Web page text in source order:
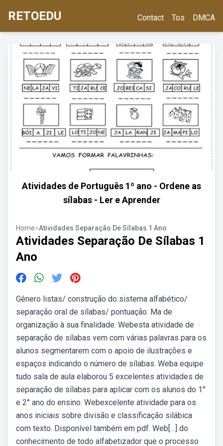
RETOEDU Contact Tos DMCA
Atividades de Português 1º ano - Ordene as
sílabas - Ler e Aprender
Home>Atividades Separação De Sílabas 1 Ano
Atividades Separação De Sílabas 1
Ano
Gênero listas/ construção do sistema alfabético/
separação oral de sílabas/ pontuação. Ma de
organização à sua finalidade. Webesta atividade de
separação de sílabas vem com várias palavras para os
alunos segmentarem com o apoio de ilustrações e
espaços indicando o número de sílabas. Weba equipe
tudo sala de aula elaborou 5 excelentes atividades de
separação de sílabas para aplicar com os alunos do 1°
e 2° ano do ensino. Webexcelente atividade para os
anos iniciais sobre divisão e classificação silábica
com texto. Disponível também em pdf. Web[…] do
conhecimento de todo alfabetizador que o processo